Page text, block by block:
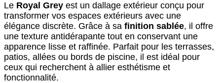
Le Royal Grey est un dallage extérieur conçu pour
transformer vos espaces extérieurs avec une
élégance discrète. Grâce à sa finition sablée, il offre
une texture antidérapante tout en conservant une
apparence lisse et raffinée. Parfait pour les terrasses,
patios, allées ou bords de piscine, il est idéal pour
ceux qui recherchent à allier esthétisme et
fonctionnalité.